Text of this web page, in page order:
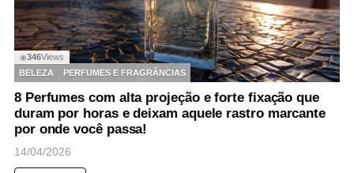
◉346Views
BELEZA
PERFUMES E FRAGRÂNCIAS
8 Perfumes com alta projeção e forte fixação que
duram por horas e deixam aquele rastro marcante
por onde você passa!
14/04/2026